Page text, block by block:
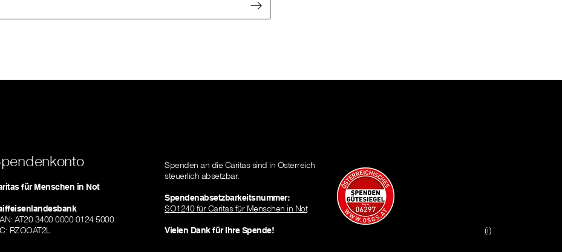
für Menschen in Not
AT20 3400 0000 0124 5000
RZOOAT2L
Spenden an die Caritas sind in Österreich
steuerlich absetzbar.
Spendenabsetzbarkeitsnummer:
SO1240 für Caritas für Menschen in Not
Vielen Dank für Ihre Spende!
(i)